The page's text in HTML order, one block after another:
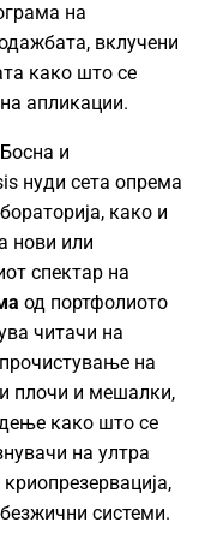
на
вклучени
како што се
апликации.
и
нуди сета опрема
како и
нови или
спектар на
од портфолиото
читачи на
на
плочи и мешалки,
како што се
на ултра
системи.